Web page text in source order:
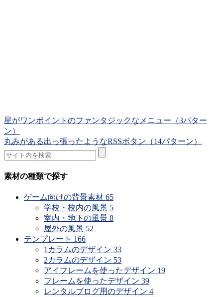
星がワンポイントのファンタジックなメニュー（3パター
ン）
丸みがある出っ張ったようなRSSボタン（14パターン）
素材の種類で探す
ゲーム向けの背景素材 65
学校・校内の風景 5
室内・地下の風景 8
屋外の風景 52
テンプレート 166
1カラムのデザイン 33
2カラムのデザイン 53
アイフレームを使ったデザイン 19
フレームを使ったデザイン 39
レンタルブログ用のデザイン 4